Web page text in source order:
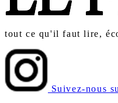
tout ce qu'il faut lire,
Suivez-nous